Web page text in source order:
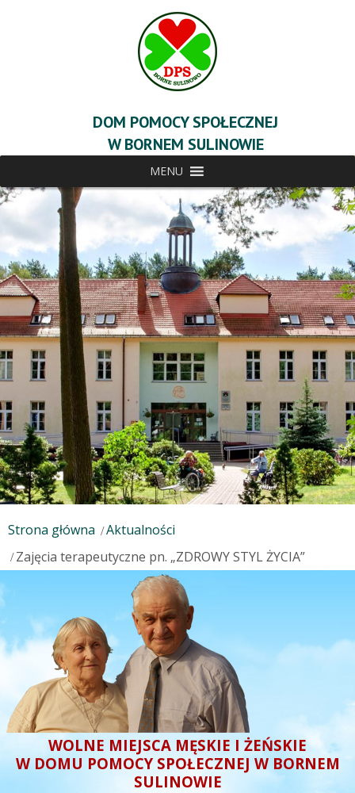
DOM POMOCY SPOŁECZNEJ
W BORNEM SULINOWIE
MENU
Strona główna
Aktualności
Zajęcia terapeutyczne pn. „ZDROWY STYL ŻYCIA”
WOLNE MIEJSCA MĘSKIE I ŻEŃSKIE
W DOMU POMOCY SPOŁECZNEJ W BORNEM
SULINOWIE